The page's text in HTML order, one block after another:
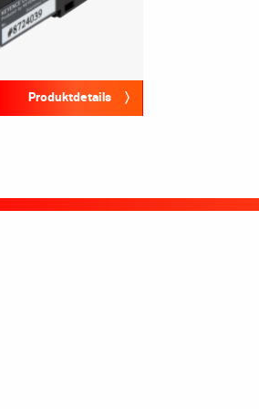
Produktdetails